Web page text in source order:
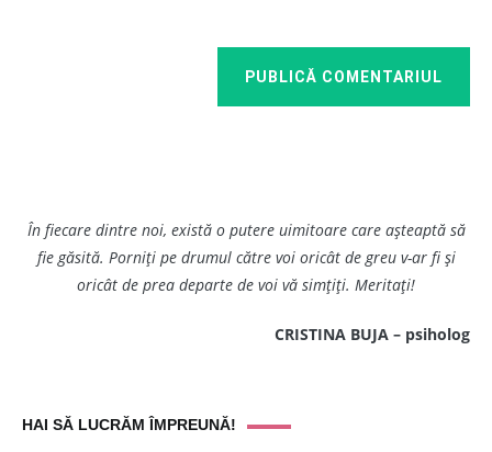
PUBLICĂ COMENTARIUL
În fiecare dintre noi, există o putere uimitoare care așteaptă să
fie găsită. Porniți pe drumul către voi oricât de greu v-ar fi și
oricât de prea departe de voi vă simțiți. Meritați!
CRISTINA BUJA – psiholog
HAI SĂ LUCRĂM ÎMPREUNĂ!